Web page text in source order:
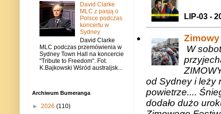
LIP-03 -
W
od Sydney i leży
powietrze....
dodało dużo
David Clarke
MLC z pasją o
Polsce podczas
koncertu w
Sydney
David Clarke
MLC podczas przemówienia w
Sydney Town Hall na koncercie
"Tribute to Freedom". Fot.
K.Bajkowski Wśród australjsk...
Archiwum Bumeranga
► 2026 (110)